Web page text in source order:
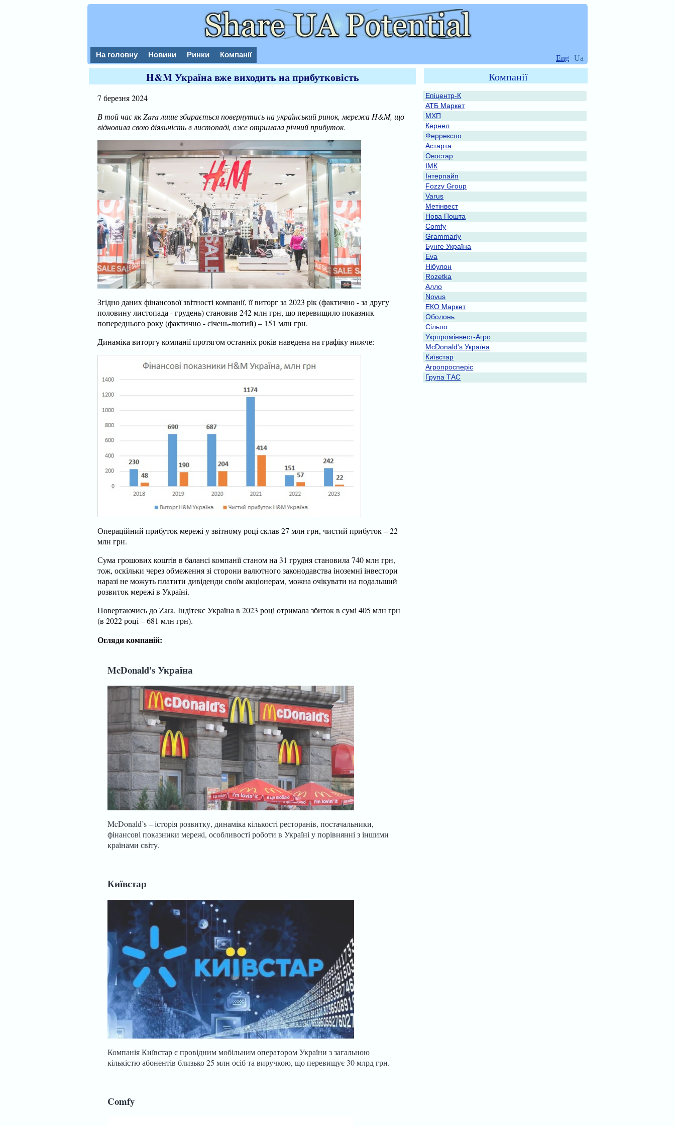
На головну Новини Ринки Компанії Eng Ua
H&M Україна вже виходить на прибутковість
7 березня 2024
В той час як Zara лише збирається повернутись на український ринок, мережа H&M, що
відновила свою діяльність в листопаді, вже отримала річний прибуток.
Згідно даних фінансової звітності компанії, її виторг за 2023 рік (фактично - за другу
половину листопада - грудень) становив 242 млн грн, що перевищило показник
попереднього року (фактично - січень-лютий) – 151 млн грн.
Динаміка виторгу компанії протягом останніх років наведена на графіку нижче:
Операційний прибуток мережі у звітному році склав 27 млн грн, чистий прибуток – 22
млн грн.
Сума грошових коштів в балансі компанії станом на 31 грудня становила 740 млн грн,
тож, оскільки через обмеження зі сторони валютного законодавства іноземні інвестори
наразі не можуть платити дивіденди своїм акціонерам, можна очікувати на подальший
розвиток мережі в Україні.
Повертаючись до Zara, Індітекс Україна в 2023 році отримала збиток в сумі 405 млн грн
(в 2022 році – 681 млн грн).
Огляди компаній:
McDonald's Україна
McDonald’s – історія розвитку, динаміка кількості ресторанів, постачальники,
фінансові показники мережі, особливості роботи в Україні у порівнянні з іншими
країнами світу.
Київстар
Компанія Київстар є провідним мобільним оператором України з загальною
кількістю абонентів близько 25 млн осіб та виручкою, що перевищує 30 млрд грн.
Comfy
Компанії
Епіцентр-К
АТБ Маркет
МХП
Кернел
Феррекспо
Астарта
Овостар
ІМК
Інтерпайп
Fozzy Group
Varus
Метінвест
Нова Пошта
Comfy
Grammarly
Бунге Україна
Eva
Нібулон
Rozetka
Алло
Novus
ЕКО Маркет
Оболонь
Сільпо
Укрпромінвест-Агро
McDonald's Україна
Київстар
Агропросперіс
Група ТАС